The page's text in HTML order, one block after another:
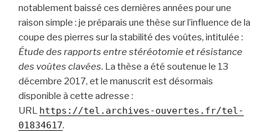
notablement baissé ces dernières années pour une
raison simple : je préparais une thèse sur l’influence de la
coupe des pierres sur la stabilité des voûtes, intitulée :
Étude des rapports entre stéréotomie et résistance
des voûtes clavées. La thèse a été soutenue le 13
décembre 2017, et le manuscrit est désormais
disponible à cette adresse :
URL https://tel.archives-ouvertes.fr/tel-
01834617.